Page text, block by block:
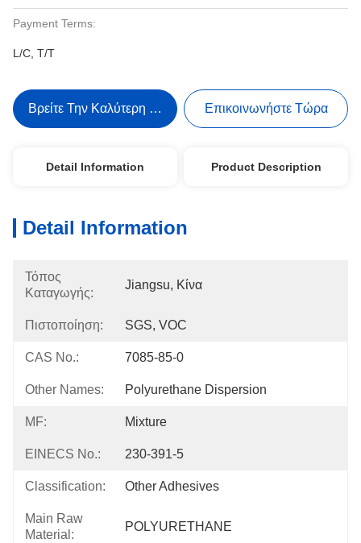
Payment Terms:
L/C, T/T
Βρείτε Την Καλύτερη Τιμή Επικοινωνήστε Τώρα
Detail Information Product Description
Detail Information
Τόπος
Καταγωγής:
Jiangsu, Κίνα
Πιστοποίηση: SGS, VOC
CAS No.: 7085-85-0
Other Names: Polyurethane Dispersion
MF: Mixture
EINECS No.: 230-391-5
Classification: Other Adhesives
Main Raw
Material:
POLYURETHANE